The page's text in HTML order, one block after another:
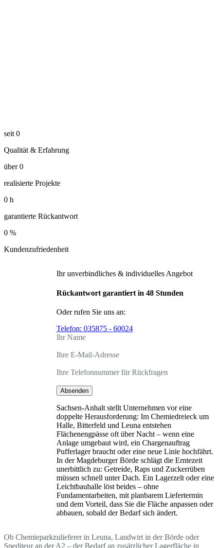
seit 0
Qualität & Erfahrung
über 0
realisierte Projekte
0 h
garantierte Rückantwort
0 %
Kundenzufriedenheit
Ihr unverbindliches & individuelles Angebot
Rückantwort garantiert in 48 Stunden
Oder rufen Sie uns an:
Telefon: 035875 - 60024
Ihr Name
Ihre E-Mail-Adresse
Ihre Telefonnummer für Rückfragen
Absenden
Sachsen-Anhalt stellt Unternehmen vor eine
doppelte Herausforderung: Im Chemiedreieck um
Halle, Bitterfeld und Leuna entstehen
Flächenengpässe oft über Nacht – wenn eine
Anlage umgebaut wird, ein Chargenauftrag
Pufferlager braucht oder eine neue Linie hochfährt.
In der Magdeburger Börde schlägt die Erntezeit
unerbittlich zu: Getreide, Raps und Zuckerrüben
müssen schnell unter Dach. Ein Lagerzelt oder eine
Leichtbauhalle löst beides – ohne
Fundamentarbeiten, mit planbarem Liefertermin
und dem Vorteil, dass Sie die Fläche anpassen oder
abbauen, sobald der Bedarf sich ändert.
Ob Chemieparkzulieferer in Leuna, Landwirt in der Börde oder
Spediteur an der A2 – der Bedarf an zusätzlicher Lagerfläche in